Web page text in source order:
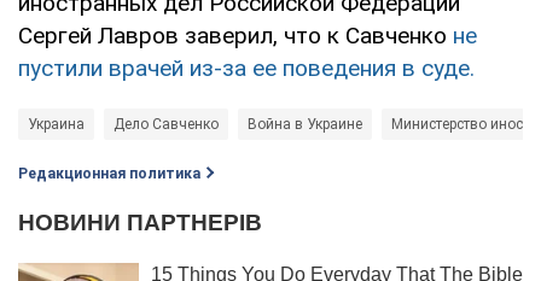
Сергей Лавров заверил, что к Савченко не
пустили врачей из-за ее поведения в суде.
Украина Дело Савченко Война в Украине Министерство
Редакционная политика